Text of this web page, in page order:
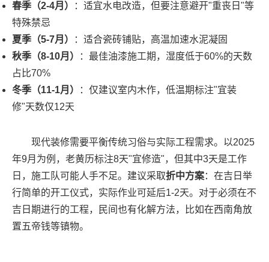
春季（2-4月）
：适宜水电改造，但要注意避开"重丧日"等
特殊禁忌
夏季（5-7月）
：适合瓷砖铺贴，高温加速水泥凝固
秋季（8-10月）
：最佳油漆施工期，湿度低于60%的天数
占比70%
冬季（11-1月）
：仅建议室内木作，低温期标注"宜装
修"天数仅12天
现代装修需要平衡传统习俗与实际工程需求。以2025
年9月为例，老黄历标注8天"宜修造"，但其中3天是工作
日，施工队可能人手不足。建议采取折中方案：在吉日举
行简单的开工仪式，实际作业可延后1-2天。对于必须在不
吉日期进行的工程，民间也有化解方法，比如在西南角放
置五帝钱等镇物。